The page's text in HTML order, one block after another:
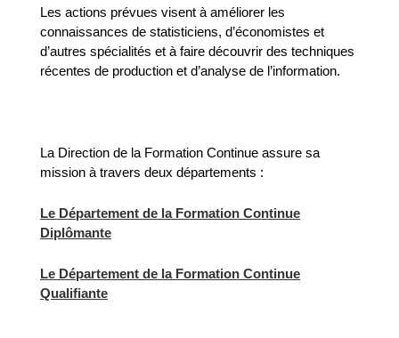
Les actions prévues visent à améliorer les
connaissances de statisticiens, d’économistes et
d’autres spécialités et à faire découvrir des techniques
récentes de production et d’analyse de l’information.
La Direction de la Formation Continue assure sa
mission à travers deux départements :
Le Département de la Formation Continue
Diplômante
Le Département de la Formation Continue
Qualifiante